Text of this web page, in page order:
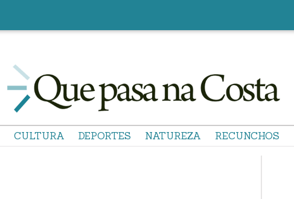
CULTURA DEPORTES NATUREZA RECUNCHOS